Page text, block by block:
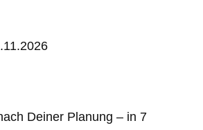
Deiner Planung – in 7